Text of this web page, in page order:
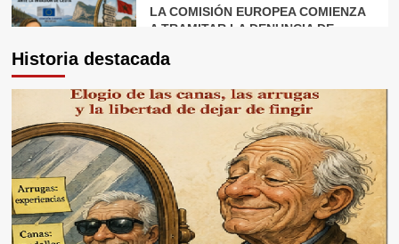
3
LA COMISIÓN EUROPEA COMIENZA
A TRAMITAR LA DENUNCIA DE
DEL GOBIERNO ANTE LA INVASIÓN
4
Sin categoría
Cuando la Historia llama a la puerta:
El conde Don Julián ha resucitado y
se ha reencarnado en Pedro
Sánchez…
Sin categoría
Historia destacada